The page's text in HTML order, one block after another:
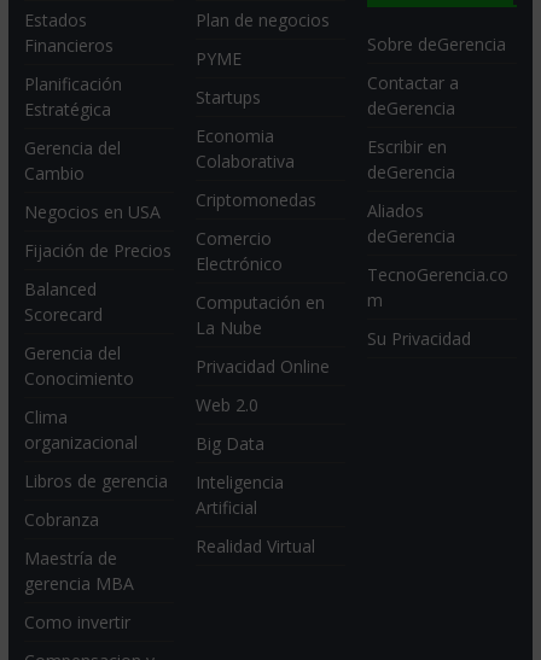
Estados
Financieros
Planificación
Estratégica
Gerencia del
Cambio
Negocios en USA
Fijación de Precios
Balanced
Scorecard
Gerencia del
Conocimiento
Clima
organizacional
Libros de gerencia
Cobranza
Maestría de
gerencia MBA
Como invertir
Plan de negocios
PYME
Startups
Economia
Colaborativa
Criptomonedas
Comercio
Electrónico
Computación en
La Nube
Privacidad Online
Web 2.0
Big Data
Inteligencia
Artificial
Realidad Virtual
Sobre deGerencia
Contactar a
deGerencia
Escribir en
deGerencia
Aliados
deGerencia
TecnoGerencia.co
m
Su Privacidad